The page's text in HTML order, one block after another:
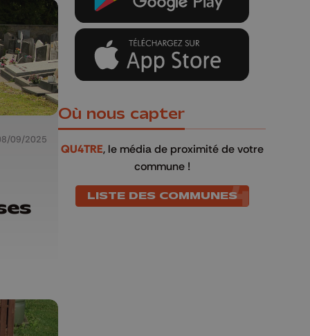
09/2025
Où nous capter
QU4TRE, le média de proximité de votre
commune !
LISTE DES COMMUNES